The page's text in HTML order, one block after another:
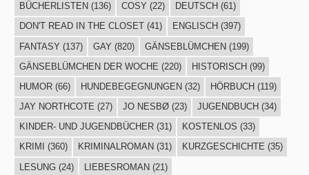
BÜCHERLISTEN (136) COSY (22) DEUTSCH (61)
DON'T READ IN THE CLOSET(41) ENGLISCH (397)
FANTASY (137) GAY (820) GÄNSEBLÜMCHEN(199)
GÄNSEBLÜMCHEN DER WOCHE (220) HISTORISCH(99)
HUMOR(66) HUNDEBEGEGNUNGEN (32) HÖRBUCH (119)
JAY NORTHCOTE (27) JO NESBØ(23) JUGENDBUCH (34)
KINDER- UND JUGENDBÜCHER(31) KOSTENLOS (33)
KRIMI
(360) KRIMINALROMAN (31) KURZGESCHICHTE (35)
LESUNG(24) LIEBESROMAN(21)